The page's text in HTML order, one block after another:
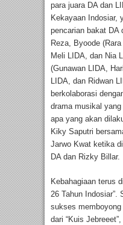
para juara DA dan
Kekayaan Indosiar,
pencarian bakat DA
Reza, Byoode
Meli LIDA, dan Nia
(Gunawan LIDA,
LIDA, dan Ridwan
berkolaborasi
drama musikal
apa yang akan
Kiky Saputri
Jarwo Kwat ketika
DA dan Rizky Billar.
Kebahagiaan terus
26 Tahun Indosiar”.
sukses
dari “Kuis